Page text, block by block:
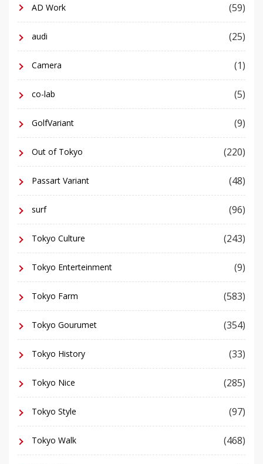
AD Work (59)
audi (25)
Camera (1)
co-lab (5)
GolfVariant (9)
Out of Tokyo (220)
Passart Variant (48)
surf (96)
Tokyo Culture (243)
Tokyo Enterteinment (9)
Tokyo Farm (583)
Tokyo Gourumet (354)
Tokyo History (33)
Tokyo Nice (285)
Tokyo Style (97)
Tokyo Walk (468)